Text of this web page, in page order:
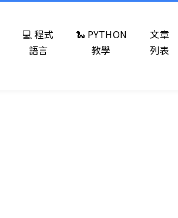
💻 程式
語言
🐍 PYTHON
教學
文章
列表